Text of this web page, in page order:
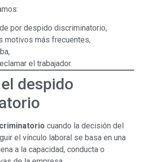
por despido discriminatorio,
motivos más frecuentes,
el trabajador.
despido
cuando la decisión del
el vínculo laboral se basa en una
a la capacidad, conducta o